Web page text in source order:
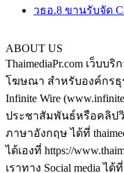
วธอ.8 ขานรับจัด
ABOUT US
ThaimediaPr.com เว็บ
โฆษณา สำหรับองค์กรธุ
Infinite Wire
ประชาสัมพันธ์หรือคลิป
ภาษาอังกฤษ ได้ที่
ได้เองที่ https://
เราทาง Social media ได้ที่